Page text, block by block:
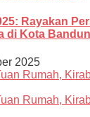
Rayakan
di Kota
2025